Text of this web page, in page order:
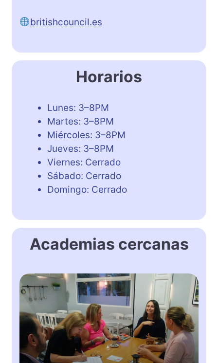
britishcouncil.es
Horarios
Lunes: 3–8PM
Martes: 3–8PM
Miércoles: 3–8PM
Jueves: 3–8PM
Viernes: Cerrado
Sábado: Cerrado
Domingo: Cerrado
Academias cercanas
M
y
n
g
i